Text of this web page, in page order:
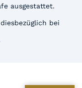
ausgestattet.
bei